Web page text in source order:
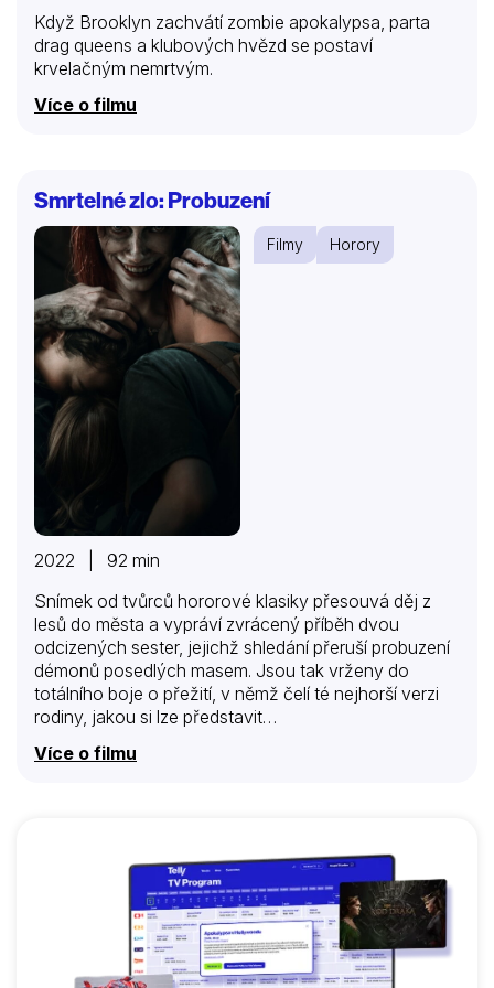
Když Brooklyn zachvátí zombie apokalypsa, parta
drag queens a klubových hvězd se postaví
krvelačným nemrtvým.
Více o filmu
Smrtelné zlo: Probuzení
Filmy Horory
2022 | 92 min
Snímek od tvůrců hororové klasiky přesouvá děj z
lesů do města a vypráví zvrácený příběh dvou
odcizených sester, jejichž shledání přeruší probuzení
démonů posedlých masem. Jsou tak vrženy do
totálního boje o přežití, v němž čelí té nejhorší verzi
rodiny, jakou si lze představit…
Více o filmu